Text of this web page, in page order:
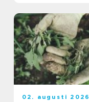
02. augusti 2026